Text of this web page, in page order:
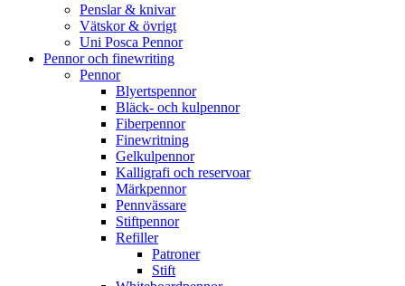
Penslar & knivar
Vätskor & övrigt
Uni Posca Pennor
Pennor och finewriting
Pennor
Blyertspennor
Bläck- och kulpennor
Fiberpennor
Finewritning
Gelkulpennor
Kalligrafi och reservoar
Märkpennor
Pennvässare
Stiftpennor
Refiller
Patroner
Stift